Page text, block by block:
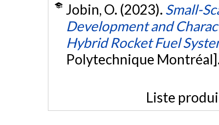
Jobin, O. (2023). Small-
Development and
Hybrid Rocket Fuel
Polytechnique
Liste